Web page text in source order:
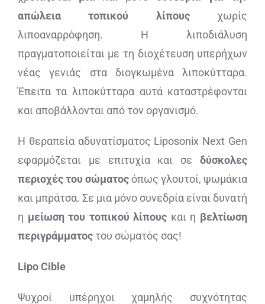
απώλεια τοπικού λίπουςχωρίς
λιποαναρρόφηση. Η λιποδιάλυση
πραγματοποιείται με τη διοχέτευση υπερήχων
νέας γενιάς στα διογκωμένα λιποκύτταρα.
Έπειτα τα λιποκύτταρα αυτά καταστρέφονται
και αποβάλλονται από τον οργανισμό.
Η θεραπεία αδυνατίσματος Liposonix Next Gen
εφαρμόζεται με επιτυχία και σεδύσκολες
περιοχές του σώματος όπως γλουτοί, ψωμάκια
και μπράτσα. Σε μια μόνο συνεδρία είναι δυνατή
η μείωση του τοπικού λίπους και η βελτίωση
περιγράμματοςτου σώματός σας!
Lipo Cible
Ψυχροί υπέρηχοι χαμηλής συχνότητας